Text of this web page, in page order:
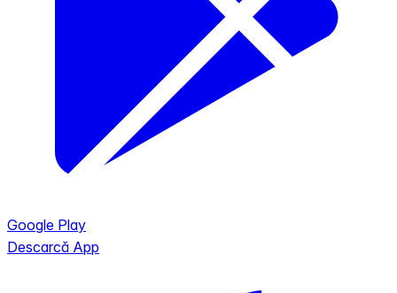
Google Play
Descarcă App